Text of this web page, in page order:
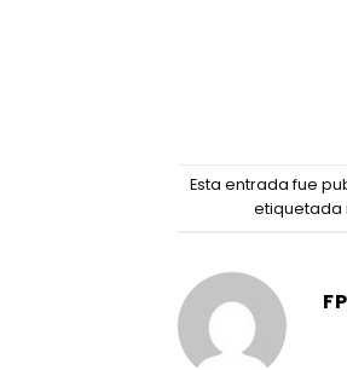
Esta entrada fue
etiquetada